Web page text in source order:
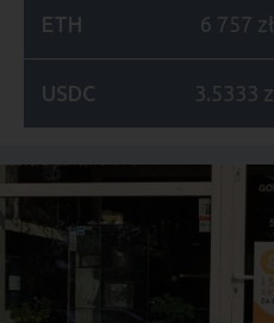
ETH 6 757 zł
USDC 3.5333 zł